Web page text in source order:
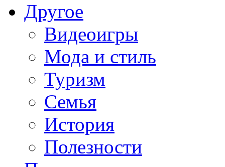
Другое
Видеоигры
Мода и стиль
Туризм
Семья
История
Полезности